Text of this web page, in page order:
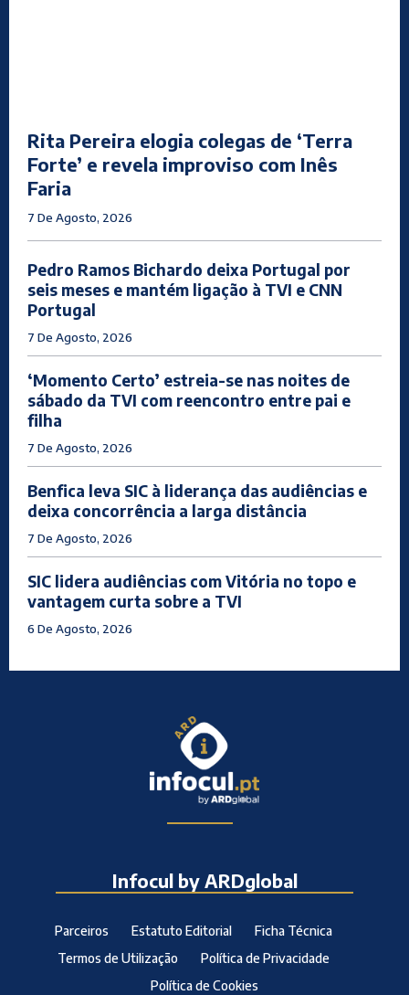
Rita Pereira elogia colegas de ‘Terra
Forte’ e revela improviso com Inês
Faria
7 De Agosto, 2026
Pedro Ramos Bichardo deixa Portugal por
seis meses e mantém ligação à TVI e CNN
Portugal
7 De Agosto, 2026
‘Momento Certo’ estreia-se nas noites de
sábado da TVI com reencontro entre pai e
filha
7 De Agosto, 2026
Benfica leva SIC à liderança das audiências e
deixa concorrência a larga distância
7 De Agosto, 2026
SIC lidera audiências com Vitória no topo e
vantagem curta sobre a TVI
6 De Agosto, 2026
Infocul by ARDglobal
Parceiros Estatuto Editorial
Ficha Técnica
Termos de Utilização
Política de Privacidade
Política de Cookies